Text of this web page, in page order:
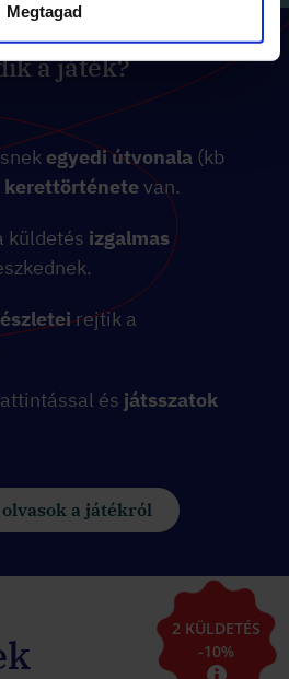
Megtagad
a játék?
egyedi útvonala (kb
kerettörténetevan.
küldetés izgalmas
rejtik a
és játsszatok
a játékról
2 KÜLDETÉS
-10%